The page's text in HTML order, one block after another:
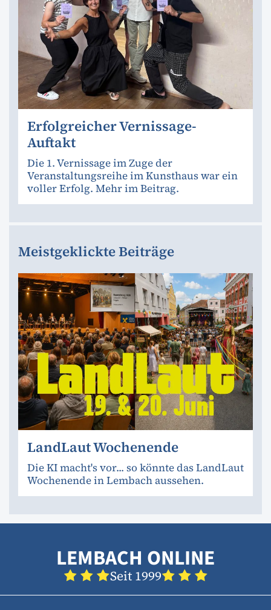
Erfolgreicher Vernissage-
Auftakt
Die 1. Vernissage im Zuge der
Veranstaltungsreihe im Kunsthaus war ein
voller Erfolg. Mehr im Beitrag.
Meistgeklickte Beiträge
LandLaut Wochenende
Die KI macht's vor... so könnte das LandLaut
Wochenende in Lembach aussehen.
LEMBACH ONLINE
Seit 1999